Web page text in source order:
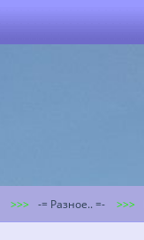
-= Разное.. =-